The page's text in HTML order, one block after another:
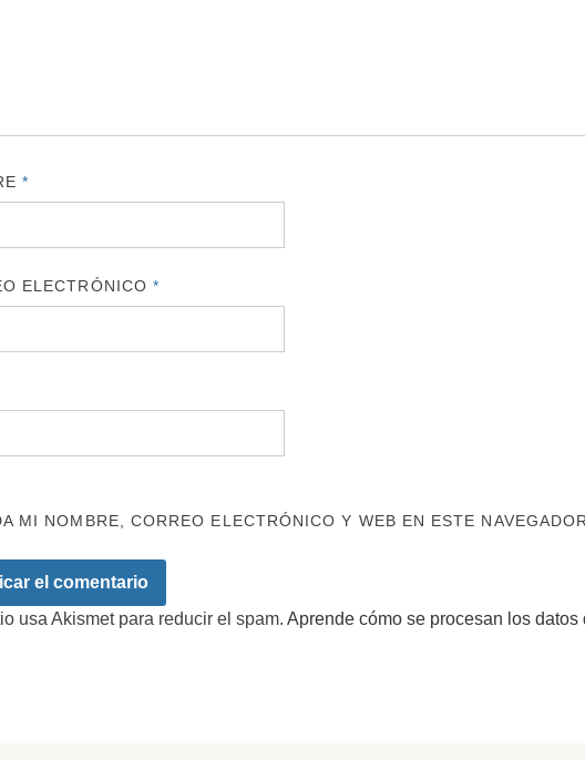
*
ELECTRÓNICO *
MI NOMBRE, CORREO ELECTRÓNICO Y WEB EN ESTE
usa Akismet para reducir el spam. Aprende cómo se procesan los datos